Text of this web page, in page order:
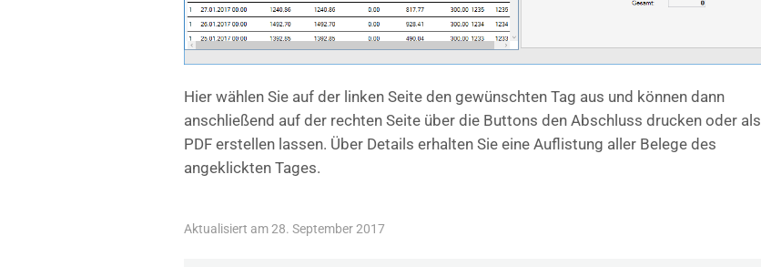
Hier wählen Sie auf der linken Seite den gewünschten Tag aus und können dann
anschließend auf der rechten Seite über die Buttons den Abschluss drucken oder als
PDF erstellen lassen. Über Details erhalten Sie eine Auflistung aller Belege des
angeklickten Tages.
Aktualisiert am 28. September 2017